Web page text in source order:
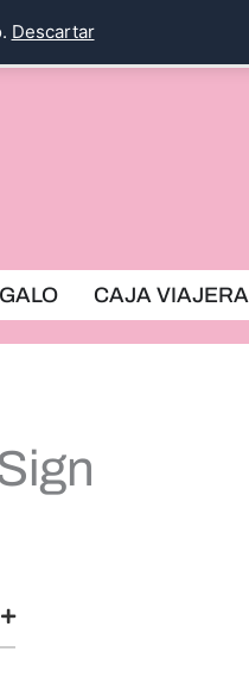
Descartar
CAJA VIAJERA